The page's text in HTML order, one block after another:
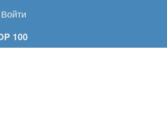
Войти
100